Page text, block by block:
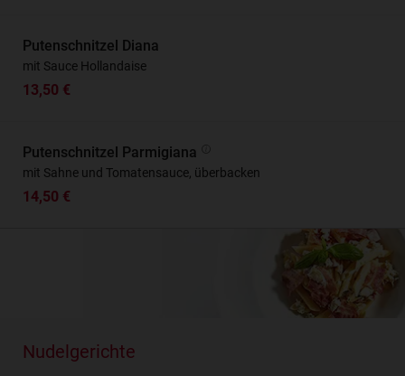
Putenschnitzel Diana
mit Sauce Hollandaise
13,50 €
Putenschnitzel Parmigiana
mit Sahne und Tomatensauce, überbacken
14,50 €
Nudelgerichte